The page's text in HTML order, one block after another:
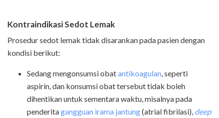
Kontraindikasi Sedot Lemak
Prosedur sedot lemak tidak disarankan pada pasien dengan
kondisi berikut:
Sedang mengonsumsi obatantikoagulan, seperti
aspirin, dan konsumsi obat tersebut tidak boleh
dihentikan untuk sementara waktu, misalnya pada
penderitagangguan irama jantung(atrial fibrilasi), deep